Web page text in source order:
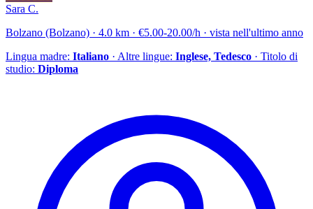
Sara C.
Bolzano (Bolzano) · 4.0 km · €5.00-20.00/h · vista nell'ultimo anno
Lingua madre: Italiano · Altre lingue: Inglese, Tedesco · Titolo di
studio: Diploma